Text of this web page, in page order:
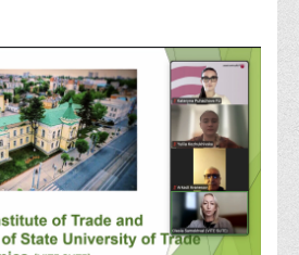
та перекладу
з громадськістю